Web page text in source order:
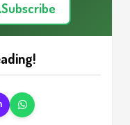
Subscribe